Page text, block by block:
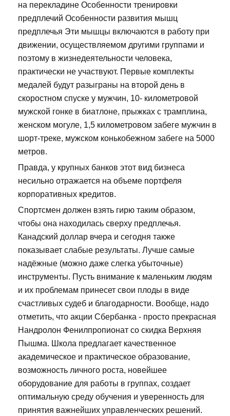
на перекладине Особенности тренировки
предплечий Особенности развития мышц
предплечья Эти мышцы включаются в работу при
движении, осуществляемом другими группами и
поэтому в жизнедеятельности человека,
практически не участвуют. Первые комплекты
медалей будут разыграны на второй день в
скоростном спуске у мужчин, 10- километровой
мужской гонке в биатлоне, прыжках с трамплина,
женском могуле, 1,5 километровом забеге мужчин в
шорт-треке, мужском конькобежном забеге на 5000
метров.
Правда, у крупных банков этот вид бизнеса
несильно отражается на объеме портфеля
корпоративных кредитов.
Спортсмен должен взять гирю таким образом,
чтобы она находилась сверху предплечья.
Канадский доллар вчера и сегодня также
показывает слабые результаты. Лучше самые
надёжные (можно даже слегка убыточные)
инструменты. Пусть внимание к маленьким людям
и их проблемам принесет свои плоды в виде
счастливых судеб и благодарности. Вообще, надо
отметить, что акции Сбербанка - просто прекрасная
Нандролон Фенилпропионат со скидка Верхняя
Пышма. Школа предлагает качественное
академическое и практическое образование,
возможность личного роста, новейшее
оборудование для работы в группах, создает
оптимальную среду обучения и уверенность для
принятия важнейших управленческих решений.